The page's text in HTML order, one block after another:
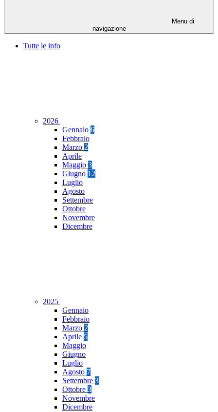
Menu di
navigazione
Tutte le info
2026
Gennaio 6
Febbraio
Marzo 2
Aprile
Maggio 3
Giugno 12
Luglio
Agosto
Settembre
Ottobre
Novembre
Dicembre
2025
Gennaio
Febbraio
Marzo 2
Aprile 5
Maggio
Giugno
Luglio
Agosto 7
Settembre 3
Ottobre 3
Novembre
Dicembre